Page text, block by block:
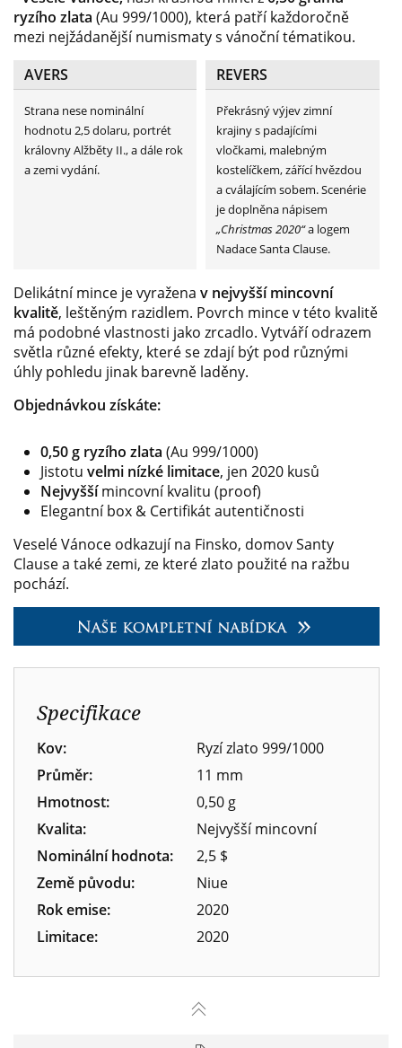
ryzího zlata (Au 999/1000), která patří každoročně
mezi nejžádanější numismaty s vánoční tématikou.
AVERS
REVERS
Strana nese nominální
hodnotu 2,5 dolaru, portrét
královny Alžběty II., a dále rok
a zemi vydání.
Překrásný výjev zimní
krajiny s padajícími
vločkami, malebným
kostelíčkem, zářící hvězdou
a cválajícím sobem. Scenérie
je doplněna nápisem
„Christmas 2020“a logem
Nadace Santa Clause.
Delikátní mince je vyražena v nejvyšší mincovní
kvalitě, leštěným razidlem. Povrch mince v této kvalitě
má podobné vlastnosti jako zrcadlo. Vytváří odrazem
světla různé efekty, které se zdají být pod různými
úhly pohledu jinak barevně laděny.
Objednávkou získáte:
0,50 g ryzího zlata (Au 999/1000)
Jistotu velmi nízké limitace, jen 2020 kusů
Nejvyššímincovní kvalitu (proof)
Elegantní box & Certifikát autentičnosti
Veselé Vánoce odkazují na Finsko, domov Santy
Clause a také zemi, ze které zlato použité na ražbu
pochází.
Specifikace
Kov:
Ryzí zlato 999/1000
Průměr:
11 mm
Hmotnost:
0,50 g
Kvalita:
Nejvyšší mincovní
Nominální hodnota:
2,5 $
Země původu:
Niue
Rok emise:
2020
Limitace:
2020